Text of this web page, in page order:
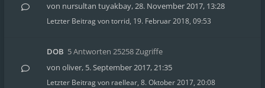
von nursultan tuyakbay,28. November 2017, 13:28
Letzter Beitrag vontorrid, 19. Februar 2018, 09:53
DOB 5 Antworten 25258 Zugriffe
von oliver, 5. September 2017, 21:35
Letzter Beitrag von raellear, 8. Oktober 2017, 20:08